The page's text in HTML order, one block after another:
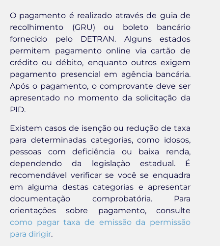
O pagamento é realizado através de guia de
recolhimento (GRU) ou boleto bancário
fornecido pelo DETRAN. Alguns estados
permitem pagamento online via cartão de
crédito ou débito, enquanto outros exigem
pagamento presencial em agência bancária.
Após o pagamento, o comprovante deve ser
apresentado no momento da solicitação da
PID.
Existem casos de isenção ou redução de taxa
para determinadas categorias, como idosos,
pessoas com deficiência ou baixa renda,
dependendo da legislação estadual. É
recomendável verificar se você se enquadra
em alguma destas categorias e apresentar
documentação comprobatória. Para
orientações sobre pagamento, consulte
como pagar taxa de emissão da permissão
para dirigir.